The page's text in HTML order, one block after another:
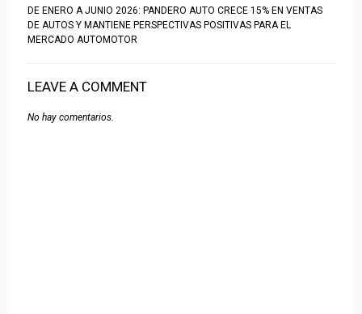
DE ENERO A JUNIO 2026: PANDERO AUTO CRECE 15% EN VENTAS
DE AUTOS Y MANTIENE PERSPECTIVAS POSITIVAS PARA EL
MERCADO AUTOMOTOR
LEAVE A COMMENT
No hay comentarios.